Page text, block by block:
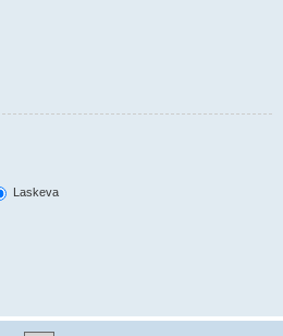
Laskeva